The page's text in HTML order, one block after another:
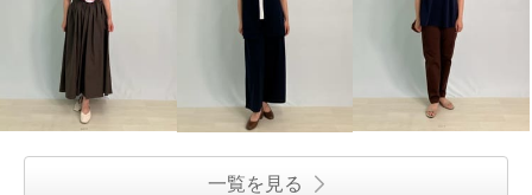
一覧を見る